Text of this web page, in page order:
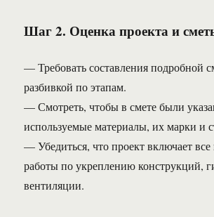
Шаг 2. Оценка проекта и
— Требовать составления подробной
разбивкой по этапам.
— Смотреть, чтобы в смете были
используемые материалы, их марки и
— Убедиться, что проект включает
работы по укреплению конструкций,
вентиляции.